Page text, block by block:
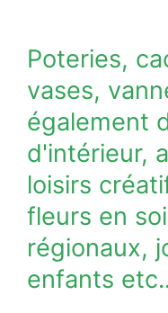
Poteries,
vases,
également
d'intérieur,
loisirs
fleurs en
régionaux,
enfants